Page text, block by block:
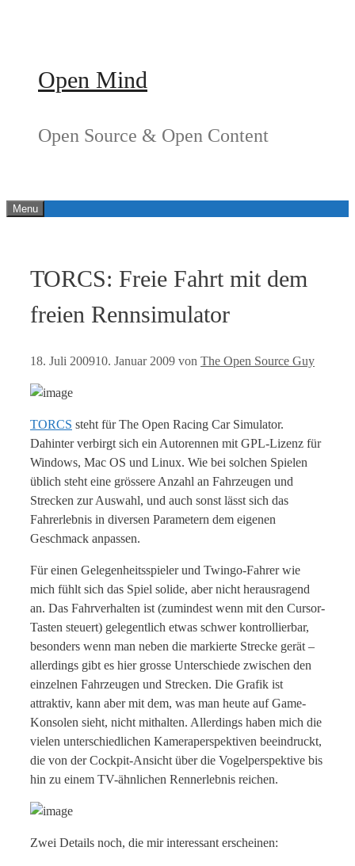
Open Mind
Open Source & Open Content
Menu
TORCS: Freie Fahrt mit dem
freien Rennsimulator
18. Juli 200910. Januar 2009 von The Open Source Guy
TORCS steht für The Open Racing Car Simulator.
Dahinter verbirgt sich ein Autorennen mit GPL-Lizenz für
Windows, Mac OS und Linux. Wie bei solchen Spielen
üblich steht eine grössere Anzahl an Fahrzeugen und
Strecken zur Auswahl, und auch sonst lässt sich das
Fahrerlebnis in diversen Parametern dem eigenen
Geschmack anpassen.
Für einen Gelegenheitsspieler und Twingo-Fahrer wie
mich fühlt sich das Spiel solide, aber nicht herausragend
an. Das Fahrverhalten ist (zumindest wenn mit den Cursor-
Tasten steuert) gelegentlich etwas schwer kontrollierbar,
besonders wenn man neben die markierte Strecke gerät –
allerdings gibt es hier grosse Unterschiede zwischen den
einzelnen Fahrzeugen und Strecken. Die Grafik ist
attraktiv, kann aber mit dem, was man heute auf Game-
Konsolen sieht, nicht mithalten. Allerdings haben mich die
vielen unterschiedlichen Kameraperspektiven beeindruckt,
die von der Cockpit-Ansicht über die Vogelperspektive bis
hin zu einem TV-ähnlichen Rennerlebnis reichen.
Zwei Details noch, die mir interessant erscheinen: